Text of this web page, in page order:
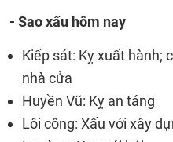
- Sao xấu hôm nay
Kiếp sát: Kỵ xuất hành;
nhà cửa
Huyền Vũ: Kỵ an táng
Lôi công: Xấu với xây